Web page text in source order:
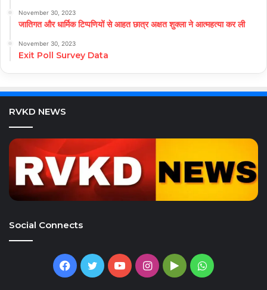
November 30, 2023
जातिगत और धार्मिक टिप्पणियों से आहत छात्र अक्षत शुक्ला ने आत्महत्या कर ली
November 30, 2023
Exit Poll Survey Data
RVKD NEWS
Social Connects
Facebook
TwitterYouTubeInstagram
GoogleWhatsApp